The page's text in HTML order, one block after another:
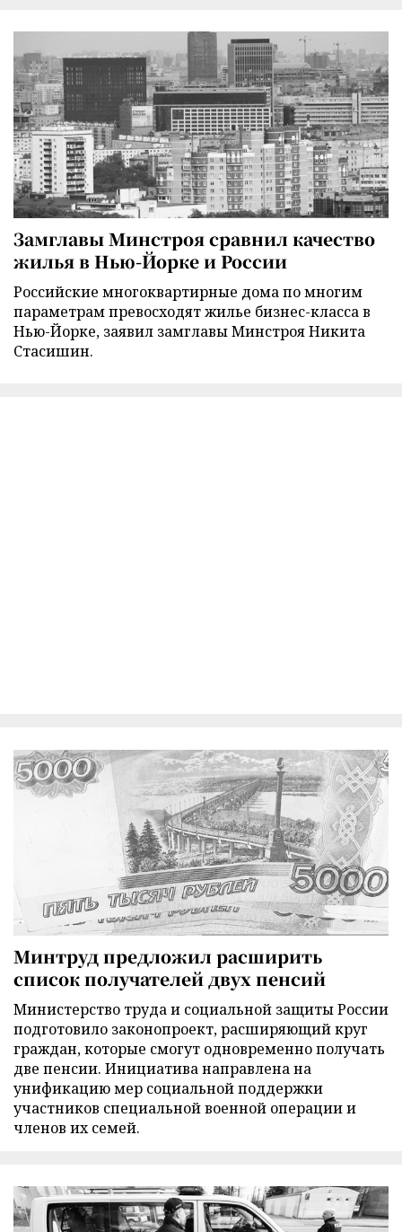
Замглавы Минстроя сравнил качество
жилья в Нью-Йорке и России
Российские многоквартирные дома по многим
параметрам превосходят жилье бизнес-класса в
Нью-Йорке, заявил замглавы Минстроя Никита
Стасишин.
Минтруд предложил расширить
список получателей двух пенсий
Министерство труда и социальной защиты России
подготовило законопроект, расширяющий круг
граждан, которые смогут одновременно получать
две пенсии. Инициатива направлена на
унификацию мер социальной поддержки
участников специальной военной операции и
членов их семей.